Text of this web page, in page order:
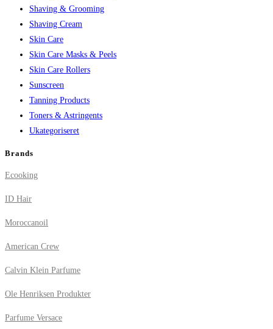
Shaving & Grooming
Shaving Cream
Skin Care
Skin Care Masks & Peels
Skin Care Rollers
Sunscreen
Tanning Products
Toners & Astringents
Ukategoriseret
Brands
Ecooking
ID Hair
Moroccanoil
American Crew
Calvin Klein Parfume
Ole Henriksen Produkter
Parfume Versace